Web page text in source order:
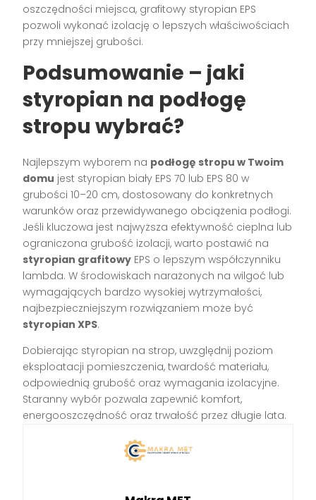
oszczędności miejsca, grafitowy styropian EPS
pozwoli wykonać izolację o lepszych właściwościach
przy mniejszej grubości.
Podsumowanie – jaki
styropian na podłogę
stropu wybrać?
Najlepszym wyborem na podłogę stropu w Twoim
domu jest styropian biały EPS 70 lub EPS 80 w
grubości 10–20 cm, dostosowany do konkretnych
warunków oraz przewidywanego obciążenia podłogi.
Jeśli kluczowa jest najwyższa efektywność cieplna lub
ograniczona grubość izolacji, warto postawić na
styropian grafitowy EPS o lepszym współczynniku
lambda. W środowiskach narażonych na wilgoć lub
wymagających bardzo wysokiej wytrzymałości,
najbezpieczniejszym rozwiązaniem może być
styropian XPS.
Dobierając styropian na strop, uwzględnij poziom
eksploatacji pomieszczenia, twardość materiału,
odpowiednią grubość oraz wymagania izolacyjne.
Staranny wybór pozwala zapewnić komfort,
energooszczędność oraz trwałość przez długie lata.